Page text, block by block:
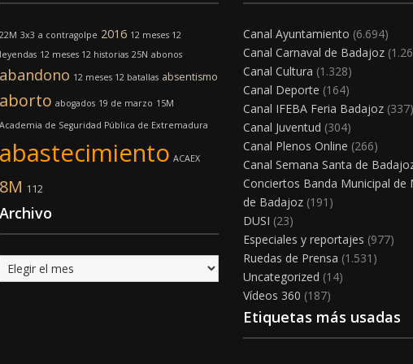
22M 3x3 a contragolpe 2016 12 meses 12
leyendas 12 meses 12 historias 25N abonos
abandono 12 meses 12 batallas absentismo
aborto abogados 19 de marzo 15M
Academia de Seguridad Pública de Extremadura
abastecimiento ACAEX
8M 112
Archivo
Archivo
Canal Ayuntamiento (6.694)
Canal Carnaval de Badajoz
Canal Cultura (1.328)
Canal Deporte (164)
Canal IFEBA Feria Badajoz (337)
Canal Juventud (304)
Canal Plenos Online (266)
Canal Semana Santa de
Conciertos Banda Municipal de
de Badajoz (191)
DUSI (23)
Especiales y reportajes (977)
Ruedas de Prensa (1.531)
Uncategorized (14)
Vídeos 360 (187)
Etiquetas más usadas